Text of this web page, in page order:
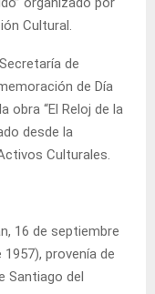
Cultural.
de
de Día
obra “El Reloj de la
desde la
Culturales.
16 de septiembre
provenía de
Santiago del